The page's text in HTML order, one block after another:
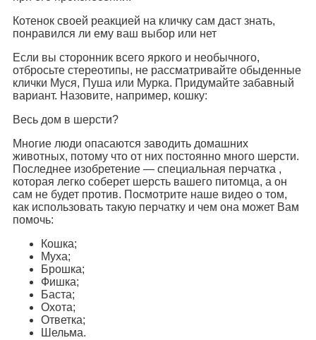
Котенок своей реакцией на кличку сам даст знать,
понравился ли ему ваш выбор или нет
Если вы сторонник всего яркого и необычного,
отбросьте стереотипы, не рассматривайте обыденные
клички Муся, Пуша или Мурка. Придумайте забавный
вариант. Назовите, например, кошку:
Весь дом в шерсти?
Многие люди опасаются заводить домашних
животных, потому что от них постоянно много шерсти.
Последнее изобретение — специальная перчатка ,
которая легко соберет шерсть вашего питомца, а он
сам не будет против. Посмотрите наше видео о том,
как использовать такую перчатку и чем она может Вам
помочь:
Кошка;
Муха;
Брошка;
Фишка;
Баста;
Охота;
Ответка;
Шельма.